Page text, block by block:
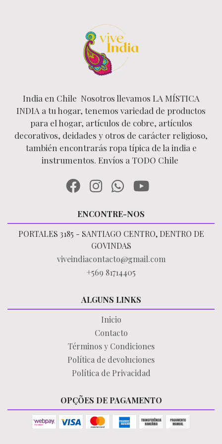
India en Chile Nosotros llevamos LA MÍSTICA
INDIA a tu hogar, tenemos variedad de productos
para el hogar, artículos de cobre, artículos
decorativos, deidades y otros de carácter religioso,
también encontrarás ropa típica de la india e
instrumentos. Envíos a TODO Chile
ENCONTRE-NOS
PORTALES 3185 - SANTIAGO CENTRO, DENTRO DE
GOVINDAS
viveindiacontacto@gmail.com
+569 81714405
ALGUNS LINKS
Inicio
Contacto
Términos y Condiciones
Política de devoluciones
Política de Privacidad
OPÇÕES DE PAGAMENTO